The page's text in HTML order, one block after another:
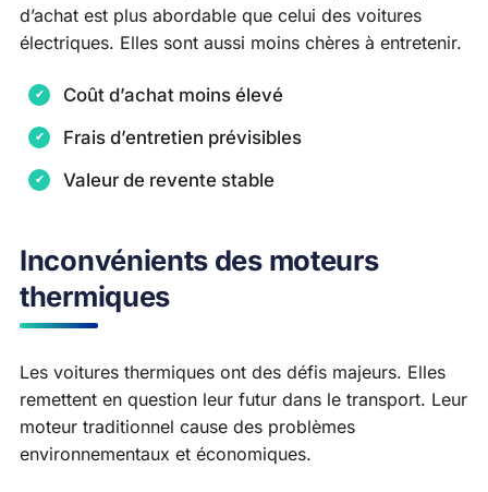
d’achat est plus abordable que celui des voitures
électriques. Elles sont aussi moins chères à entretenir.
Coût d’achat moins élevé
Frais d’entretien prévisibles
Valeur de revente stable
Inconvénients des moteurs
thermiques
Les voitures thermiques ont des défis majeurs. Elles
remettent en question leur futur dans le transport. Leur
moteur traditionnel cause des problèmes
environnementaux et économiques.